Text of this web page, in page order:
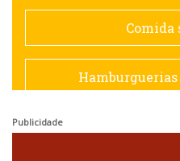
Comida
Publicidade